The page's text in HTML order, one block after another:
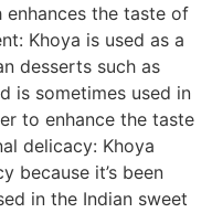
enhances the taste of
Khoya is used as a
desserts such as
is sometimes used in
to enhance the taste
delicacy: Khoya
because it’s been
in the Indian sweet